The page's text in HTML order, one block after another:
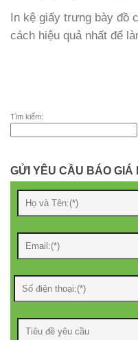
In kệ giấy trưng bày đồ
cách hiệu quả nhất để
Tìm kiếm:
GỬI YÊU CẦU BÁO GIÁ